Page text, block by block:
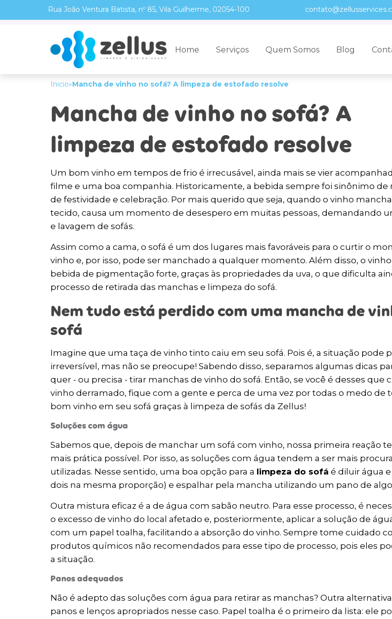
Rua João Ventura Batista, nº 85, Vila Guilherme, 02054-100
Home Serviços Quem Somos Blog
Inicio»Mancha de vinho no sofá? A limpeza de estofado resolve
Mancha de vinho no sofá? A
limpeza de estofado resolve
Um bom vinho em tempos de frio é irrecusável, ainda mais se vier
filme e uma boa companhia. Historicamente, a bebida sempre foi sinônimo
de festividade e celebração. Por mais querido que seja, quando o vinho
tecido, causa um momento de desespero em muitas pessoas, demandando
e lavagem de sofás.
Assim como a cama, o sofá é um dos lugares mais favoráveis para o curtir o
vinho e, por isso, pode ser manchado a qualquer momento. Além disso, o
bebida de pigmentação forte, graças às propriedades da uva, o que dificulta
processo de retirada das manchas e limpeza do sofá.
Nem tudo está perdido com uma mancha de
sofá
Imagine que uma taça de vinho tinto caiu em seu sofá. Pois é, a situação pode
irreversível, mas não se preocupe! Sabendo disso, separamos algumas dicas
quer - ou precisa - tirar manchas de vinho do sofá. Então, se você é desses que
vinho derramado, fique com a gente e perca de uma vez por todas o medo de
bom vinho em seu sofá graças à limpeza de sofás da Zellus!
Soluções com água
Sabemos que, depois de manchar um sofá com vinho, nossa primeira reação
mais prática possível. Por isso, as soluções com água tendem a ser mais
utilizadas. Nesse sentido, uma boa opção para a limpeza do sofá é diluir água
dois na mesma proporção) e espalhar pela mancha utilizando um pano de
Outra mistura eficaz é a de água com sabão neutro. Para esse processo, é
o excesso de vinho do local afetado e, posteriormente, aplicar a solução de
com um papel toalha, facilitando a absorção do vinho. Sempre tome cuidado
produtos químicos não recomendados para esse tipo de processo, pois eles
a situação.
Panos adequados
Não é adepto das soluções com água para retirar as manchas? Outra
panos e lenços apropriados nesse caso. Papel toalha é o primeiro da lista: ele